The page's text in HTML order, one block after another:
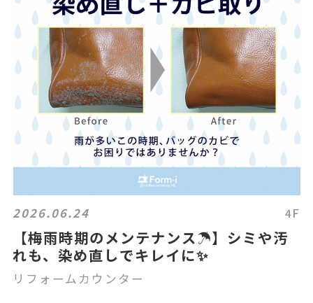
2026.06.24 4F
【梅雨時期のメンテナンス☂️】シミや汚
れも、染め直しでキレイに✨
リフォームカウンター